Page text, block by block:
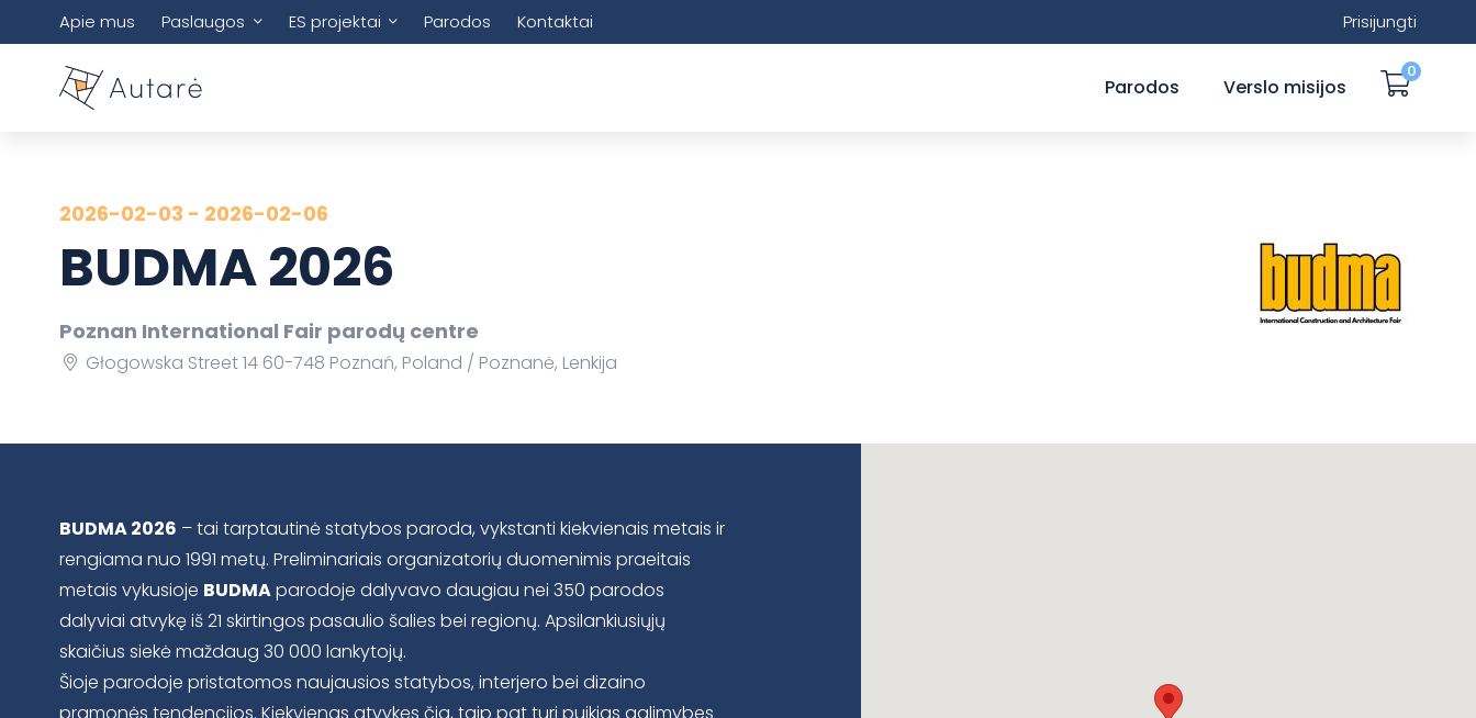
Apie mus Paslaugos ES projektai Parodos Kontaktai Prisijungti
Parodos Verslo misijos
0
2026-02-03 - 2026-02-06
BUDMA 2026
Poznan International Fair parodų centre
Głogowska Street 14 60-748 Poznań, Poland Poznanė, Lenkija
BUDMA 2026 – tai tarptautinė statybos paroda, vykstanti kiekvienais metais ir
rengiama nuo 1991 metų. Preliminariais organizatorių duomenimis praeitais
metais vykusioje BUDMAparodoje dalyvavo daugiau nei 350 parodos
dalyviai atvykę iš 21 skirtingos pasaulio šalies bei regionų. Apsilankiusiųjų
skaičius siekė maždaug 30 000 lankytojų.
Šioje parodoje pristatomos naujausios statybos, interjero bei dizaino
pramonės tendencijos. Kiekvienas atvykęs čia, taip pat turi puikias galimybes